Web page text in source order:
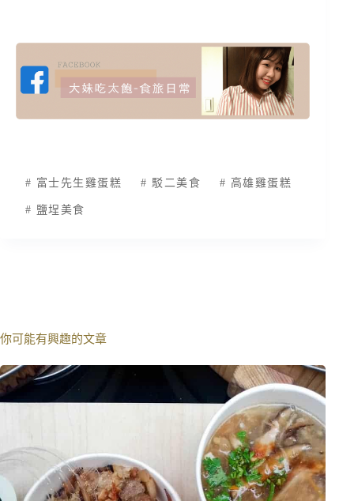
# 富士先生雞蛋糕 # 駁二美食 # 高雄雞蛋糕
# 鹽埕美食
你可能有興趣的文章